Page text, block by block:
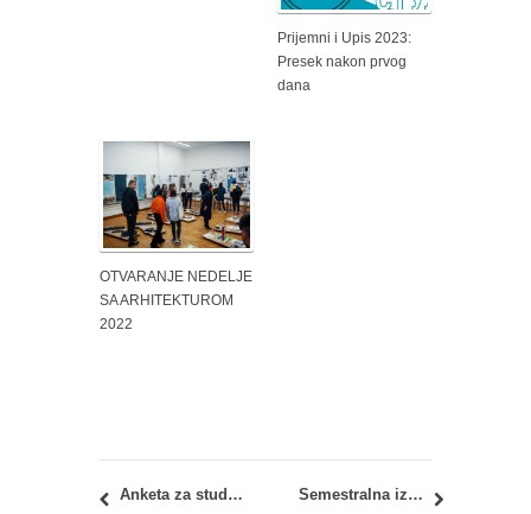
Prijemni i Upis 2023:
Presek nakon prvog
dana
OTVARANJE NEDELJE
SA ARHITEKTUROM
2022
Anketa za studente: Oblikovanje budućnosti visokog obrazovanja u svetu koji se menja Semestralna izložba – Studio projekat S01b: Urbanističko projektovanje stambenih celina